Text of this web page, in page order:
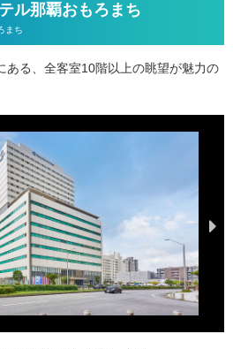
ル那覇おもろまち
まち
ある、全客室10階以上の眺望が魅力の